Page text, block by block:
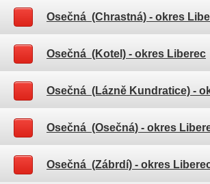
Osečná (Chrastná) - okres
Osečná (Kotel) - okres Liberec
Osečná (Lázně Kundratice) -
Osečná (Osečná) - okres
Osečná (Zábrdí) - okres